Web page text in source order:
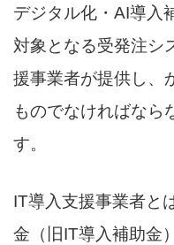
デジタル化・AI導入
対象となる受発注シ
援事業者が提供し、
ものでなければなら
す。
IT導入支援事業者と
金（旧IT導入補助金